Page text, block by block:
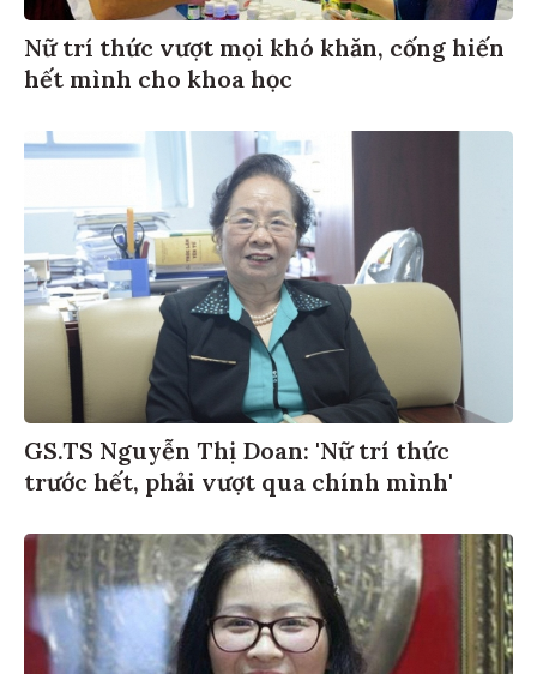
Nữ trí thức vượt mọi khó khăn, cống hiến
hết mình cho khoa học
GS.TS Nguyễn Thị Doan: 'Nữ trí thức
trước hết, phải vượt qua chính mình'